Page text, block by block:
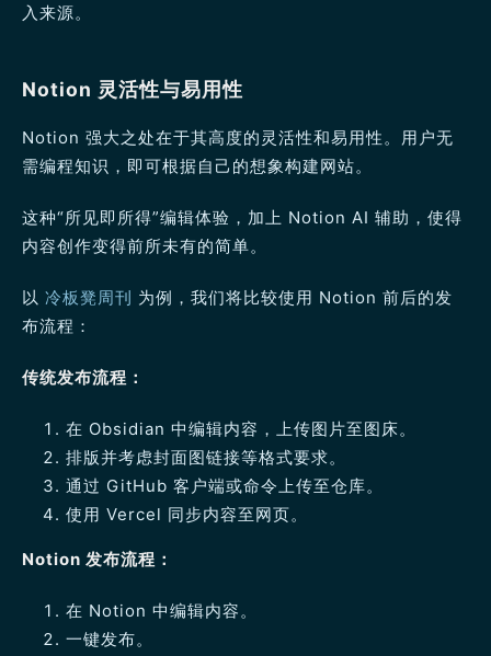
入来源。
Notion 灵活性与易用性
Notion 强大之处在于其高度的灵活性和易用性。用户无
需编程知识，即可根据自己的想象构建网站。
这种“所见即所得”编辑体验，加上 Notion AI 辅助，使得
内容创作变得前所未有的简单。
以 冷板凳周刊 为例，我们将比较使用 Notion 前后的发
布流程：
传统发布流程：
在 Obsidian 中编辑内容，上传图片至图床。
排版并考虑封面图链接等格式要求。
通过 GitHub 客户端或命令上传至仓库。
使用 Vercel 同步内容至网页。
Notion 发布流程：
在 Notion 中编辑内容。
一键发布。